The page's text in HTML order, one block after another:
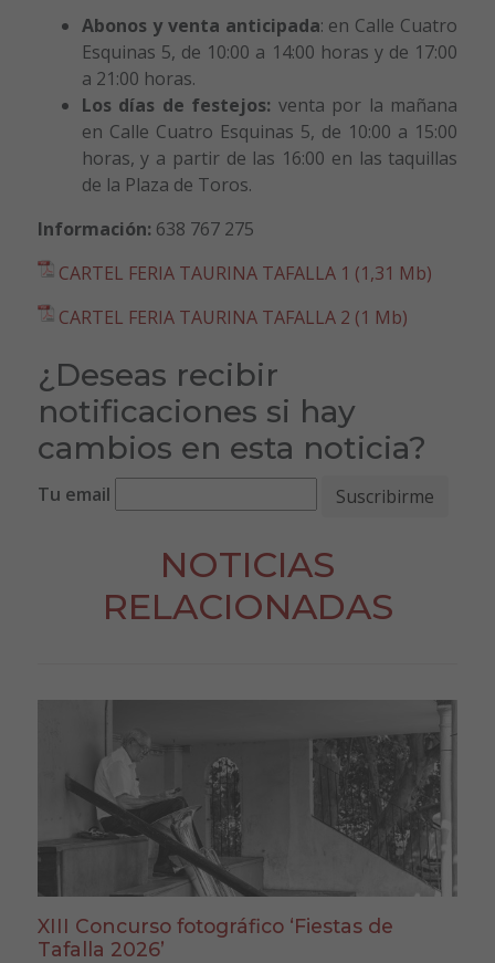
Abonos y venta anticipada: en Calle Cuatro
Esquinas 5, de 10:00 a 14:00 horas y de 17:00
a 21:00 horas.
Los días de festejos: venta por la mañana
en Calle Cuatro Esquinas 5, de 10:00 a 15:00
horas, y a partir de las 16:00 en las taquillas
de la Plaza de Toros.
Información: 638 767 275
CARTEL FERIA TAURINA TAFALLA 1 (1,31 Mb)
CARTEL FERIA TAURINA TAFALLA 2 (1 Mb)
¿Deseas recibir
notificaciones si hay
cambios en esta noticia?
Tu email
NOTICIAS
RELACIONADAS
XIII Concurso fotográfico ‘Fiestas de
Tafalla 2026’